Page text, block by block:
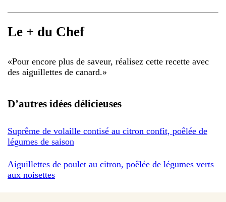
Le + du Chef
«Pour encore plus de saveur, réalisez cette recette avec
des aiguillettes de canard.»
D’autres idées délicieuses
Suprême de volaille contisé au citron confit, poêlée de
légumes de saison
Aiguillettes de poulet au citron, poêlée de légumes verts
aux noisettes